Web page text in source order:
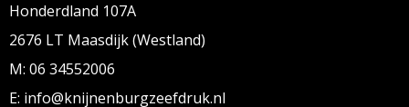
Honderdland 107A
2676 LT Maasdijk (Westland)
M: 06 34552006
E: info@knijnenburgzeefdruk.nl